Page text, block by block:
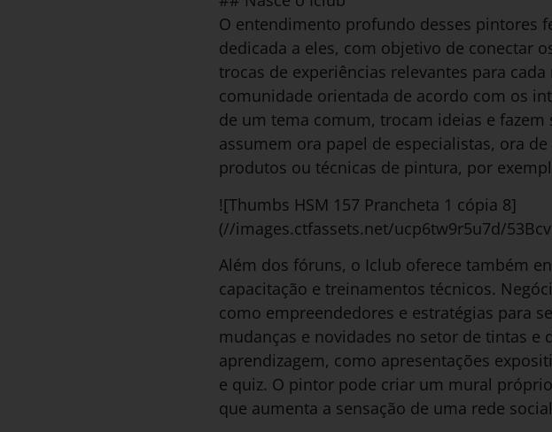
O entendimento profundo desses pintores
dedicada a eles, com objetivo de conectar
trocas de experiências relevantes para
comunidade orientada de acordo com os
de um tema comum, trocam ideias e
assumem ora papel de especialistas, ora
produtos ou técnicas de pintura, por
![Thumbs HSM 157 Prancheta 1 cópia 8]
(//images.ctfassets.net/ucp6tw9r5u7d/
Além dos fóruns, o Iclub oferece também
capacitação e treinamentos técnicos.
como empreendedores e estratégias para
mudanças e novidades no setor de tintas e
aprendizagem, como apresentações
e quiz. O pintor pode criar um mural
que aumenta a sensação de uma rede